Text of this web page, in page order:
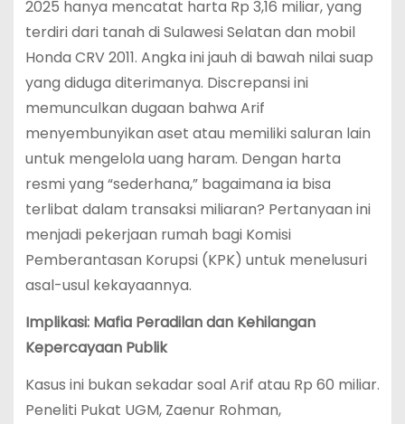
2025 hanya mencatat harta Rp 3,16 miliar, yang
terdiri dari tanah di Sulawesi Selatan dan mobil
Honda CRV 2011. Angka ini jauh di bawah nilai suap
yang diduga diterimanya. Discrepansi ini
memunculkan dugaan bahwa Arif
menyembunyikan aset atau memiliki saluran lain
untuk mengelola uang haram. Dengan harta
resmi yang “sederhana,” bagaimana ia bisa
terlibat dalam transaksi miliaran? Pertanyaan ini
menjadi pekerjaan rumah bagi Komisi
Pemberantasan Korupsi (KPK) untuk menelusuri
asal-usul kekayaannya.
Implikasi: Mafia Peradilan dan Kehilangan
Kepercayaan Publik
Kasus ini bukan sekadar soal Arif atau Rp 60 miliar.
Peneliti Pukat UGM, Zaenur Rohman,